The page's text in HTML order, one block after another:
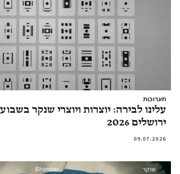
תערוכות
עלינו לבירה: יוצרות ויוצרי שנקר
ירושלים 2026
09.07.2026